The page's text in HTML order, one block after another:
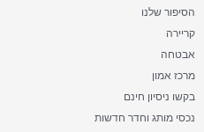
הסיפור שלנו
קריירה
אבטחה
מרכז אמון
בקשו ניסיון חינם
נכסי מותג וחדר חדשות